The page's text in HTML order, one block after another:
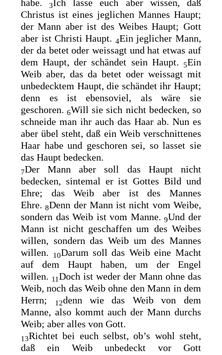
habe.
3Ich lasse euch aber wissen, daß
Christus ist eines jeglichen Mannes Haupt;
derMann aber ist des Weibes Haupt; Gott
aber ist Christi Haupt. 4Ein jeglicher Mann,
der da betet oder weissagt und hat etwas auf
dem Haupt, der schändet sein Haupt.
5Ein
Weib aber, das da betet oder weissagt mit
unbedecktem Haupt, die schändet ihr Haupt;
denn es ist ebensoviel, als wäre sie
geschoren.6Will sie sich nicht bedecken, so
schneide man ihr auch das Haar ab. Nun es
aber übel steht, daß ein Weib verschnittenes
Haar habe und geschoren sei, so lasset sie
das Haupt bedecken.
7Der Mann aber soll das Haupt nicht
bedecken, sintemal er istGottes Bild und
Ehre; das Weib aber ist des Mannes
Ehre. 8Denn der Mann ist nicht vom Weibe,
sondern das Weib ist vom Manne. 9Und der
Mann ist nicht geschaffen um des Weibes
willen, sondern das Weib um des Mannes
willen.
10Darum soll das Weib eine Macht
auf dem Haupt haben, um der Engel
willen. 11Doch ist weder der Mann ohne das
Weib, noch das Weib ohne den Mann in dem
Herrn;
12denn wie das Weib von dem
Manne, also kommt auch der Mann durchs
Weib; aber alles von Gott.
13Richtet bei euch selbst, ob’s wohl steht,
daß ein Weib unbedeckt vor Gott